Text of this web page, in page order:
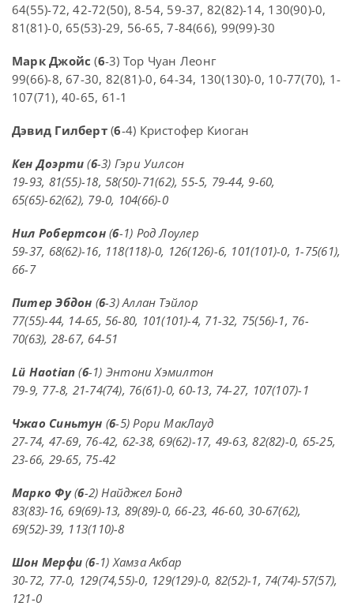
64(55)-72, 42-72(50), 8-54, 59-37, 82(82)-14, 130(90)-0,
81(81)-0, 65(53)-29, 56-65, 7-84(66), 99(99)-30
Марк Джойс (6-3) Тор Чуан Леонг
99(66)-8, 67-30, 82(81)-0, 64-34, 130(130)-0, 10-77(70), 1-
107(71), 40-65, 61-1
Дэвид Гилберт(6-4) Кристофер Киоган
Кен Доэрти (6-3) Гэри Уилсон
19-93, 81(55)-18, 58(50)-71(62), 55-5, 79-44, 9-60,
65(65)-62(62), 79-0, 104(66)-0
Нил Робертсон(6-1) Род Лоулер
59-37, 68(62)-16, 118(118)-0, 126(126)-6, 101(101)-0, 1-75(61),
66-7
Питер Эбдон (6-3) Аллан Тэйлор
77(55)-44, 14-65, 56-80, 101(101)-4, 71-32, 75(56)-1, 76-
70(63), 28-67, 64-51
Lü Haotian (6-1) Энтони Хэмилтон
79-9, 77-8, 21-74(74), 76(61)-0, 60-13, 74-27, 107(107)-1
Чжао Синьтун (6-5) Рори МакЛауд
27-74, 47-69, 76-42, 62-38, 69(62)-17, 49-63, 82(82)-0, 65-25,
23-66, 29-65, 75-42
Марко Фу(6-2) Найджел Бонд
83(83)-16, 69(69)-13, 89(89)-0, 66-23, 46-60, 30-67(62),
69(52)-39, 113(110)-8
Шон Мерфи (6-1) Хамза Акбар
30-72, 77-0, 129(74,55)-0, 129(129)-0, 82(52)-1, 74(74)-57(57),
121-0